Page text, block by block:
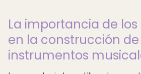
La importancia de
en la construcción de
instrumentos